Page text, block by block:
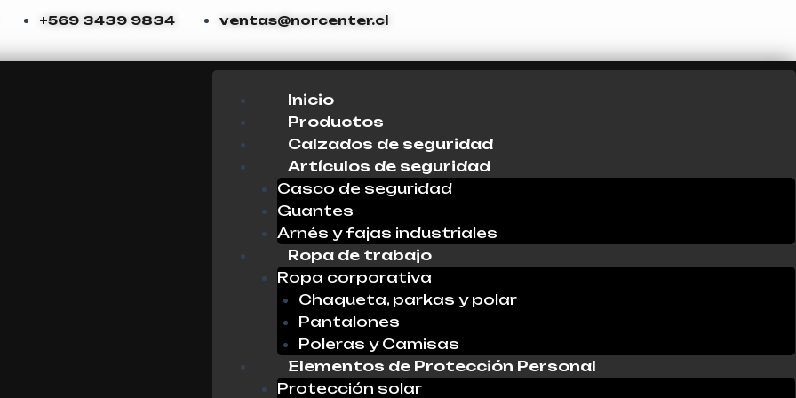
+569 3439 9834 ventas@norcenter.cl
Inicio
Productos
Calzados de seguridad
Artículos de seguridad
Casco de seguridad
Guantes
Arnés y fajas industriales
Ropa de trabajo
Ropa corporativa
Chaqueta, parkas y polar
Pantalones
Poleras y Camisas
Elementos de Protección Personal
Protección solar